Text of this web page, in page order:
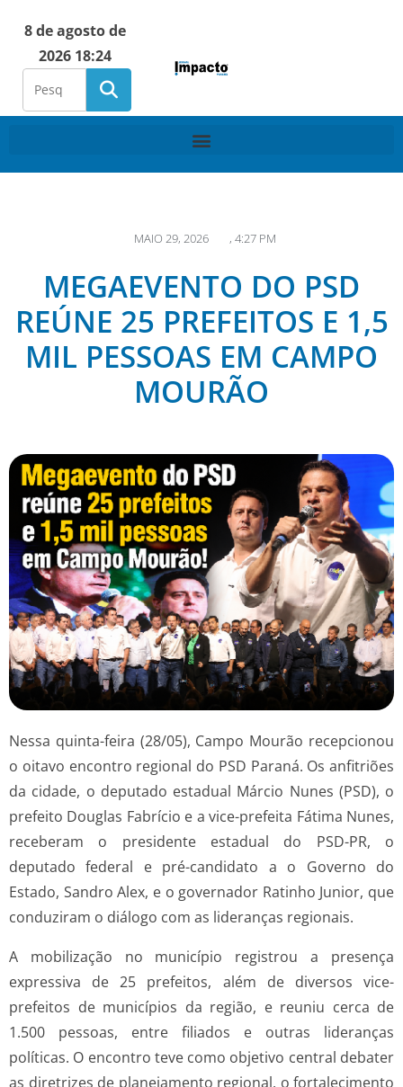
8 de agosto de
2026 18:24
MAIO 29, 2026 , 4:27 PM
MEGAEVENTO DO PSD
REÚNE 25 PREFEITOS E 1,5
MIL PESSOAS EM CAMPO
MOURÃO
Nessa quinta-feira (28/05), Campo Mourão recepcionou
o oitavo encontro regional do PSD Paraná. Os anfitriões
da cidade, o deputado estadual Márcio Nunes (PSD), o
prefeito Douglas Fabrício e a vice-prefeita Fátima Nunes,
receberam o presidente estadual do PSD-PR, o
deputado federal e pré-candidato a o Governo do
Estado, Sandro Alex, e o governador Ratinho Junior, que
conduziram o diálogo com as lideranças regionais.
A mobilização no município registrou a presença
expressiva de 25 prefeitos, além de diversos vice-
prefeitos de municípios da região, e reuniu cerca de
1.500 pessoas, entre filiados e outras lideranças
políticas. O encontro teve como objetivo central debater
as diretrizes de planejamento regional, o fortalecimento